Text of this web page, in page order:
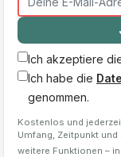
Ich akzeptiere
Ich habe die
genommen.
Kostenlos und
Umfang, Zeitpunkt
weitere Funktionen –